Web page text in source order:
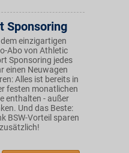
Sponsoring
einzigartigen
Abo von Athletic
Sponsoring jedes
einen Neuwagen
Alles ist bereits in
festen monatlichen
enthalten - außer
Und das Beste:
BSW-Vorteil sparen